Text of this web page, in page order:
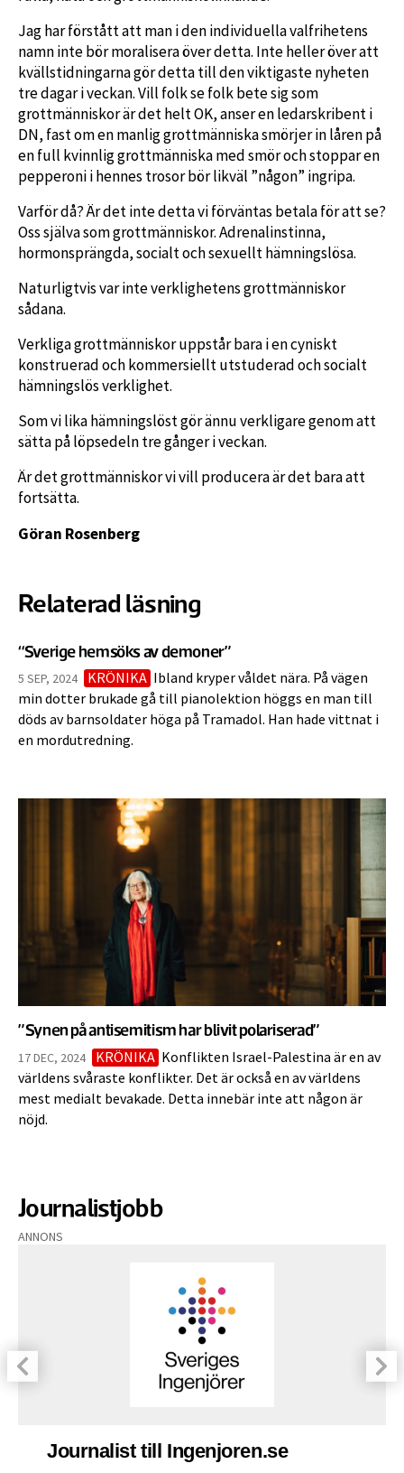
Jag har förstått att man i den individuella valfrihetens
namn inte bör moralisera över detta. Inte heller över att
kvällstidningarna gör detta till den viktigaste nyheten
tre dagar i veckan. Vill folk se folk bete sig som
grottmänniskor är det helt OK, anser en ledarskribent i
DN, fast om en manlig grottmänniska smörjer in låren på
en full kvinnlig grottmänniska med smör och stoppar en
pepperoni i hennes trosor bör likväl ”någon” ingripa.
Varför då? Är det inte detta vi förväntas betala för att se?
Oss själva som grottmänniskor. Adrenalinstinna,
hormonsprängda, socialt och sexuellt hämningslösa.
Naturligtvis var inte verklighetens grottmänniskor
sådana.
Verkliga grottmänniskor uppstår bara i en cyniskt
konstruerad och kommersiellt utstuderad och socialt
hämningslös verklighet.
Som vi lika hämningslöst gör ännu verkligare genom att
sätta på löpsedeln tre gånger i veckan.
Är det grottmänniskor vi vill producera är det bara att
fortsätta.
Göran Rosenberg
Relaterad läsning
“Sverige hemsöks av demoner”
5 SEP, 2024 KRÖNIKA Ibland kryper våldet nära. På vägen
min dotter brukade gå till pianolektion höggs en man till
döds av barnsoldater höga på Tramadol. Han hade vittnat i
en mordutredning.
”Synen på antisemitism har blivit polariserad”
17 DEC, 2024 KRÖNIKA Konflikten Israel-Palestina är en av
världens svåraste konflikter. Det är också en av världens
mest medialt bevakade. Detta innebär inte att någon är
nöjd.
Journalistjobb
ANNONS
Journalist till Ingenjoren.se